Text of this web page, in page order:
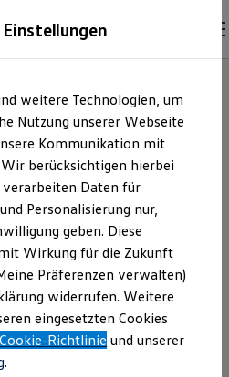
und Gebrauchtwagen
Zertifizierte Gebrauchtwagen
bei Gebrauchtwagen
en
der Website
Einstellungen
weitere Technologien, um
Nutzung unserer Webseite
Kommunikation mit
berücksichtigen hierbei
verarbeiten Daten für
Personalisierung nur,
geben. Diese
Wirkung für die Zukunft
Präferenzen verwalten)
widerrufen. Weitere
eingesetzten Cookies
Cookie-Richtlinie und unserer
.